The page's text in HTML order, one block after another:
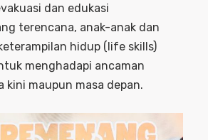
dan edukasi
terencana, anak-anak dan
hidup (life skills)
menghadapi ancaman
kini maupun masa depan.